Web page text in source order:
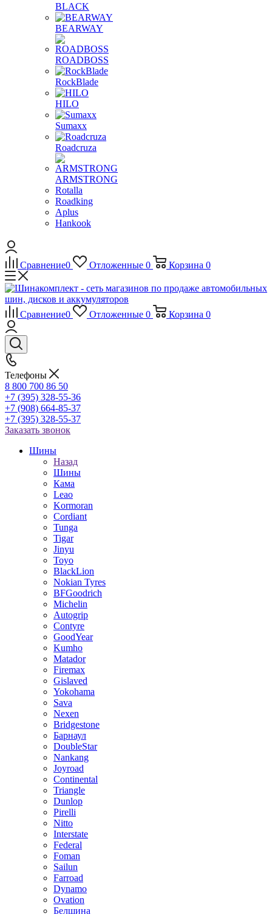
BLACK
BEARWAY
ROADBOSS
RockBlade
HILO
Sumaxx
Roadcruza
ARMSTRONG
Rotalla
Roadking
Aplus
Hankook
Сравнение0 Отложенные 0 Корзина 0
Сравнение0 Отложенные 0 Корзина 0
Телефоны
8 800 700 86 50
+7 (395) 328-55-36
+7 (908) 664-85-37
+7 (395) 328-55-37
Заказать звонок
Шины
Назад
Шины
Кама
Leao
Kormoran
Cordiant
Tunga
Tigar
Jinyu
Toyo
BlackLion
Nokian Tyres
BFGoodrich
Michelin
Autogrip
Contyre
GoodYear
Kumho
Matador
Firemax
Gislaved
Yokohama
Sava
Nexen
Bridgestone
Барнаул
DoubleStar
Nankang
Joyroad
Continental
Triangle
Dunlop
Pirelli
Nitto
Interstate
Federal
Foman
Sailun
Farroad
Dynamo
Ovation
Белшина